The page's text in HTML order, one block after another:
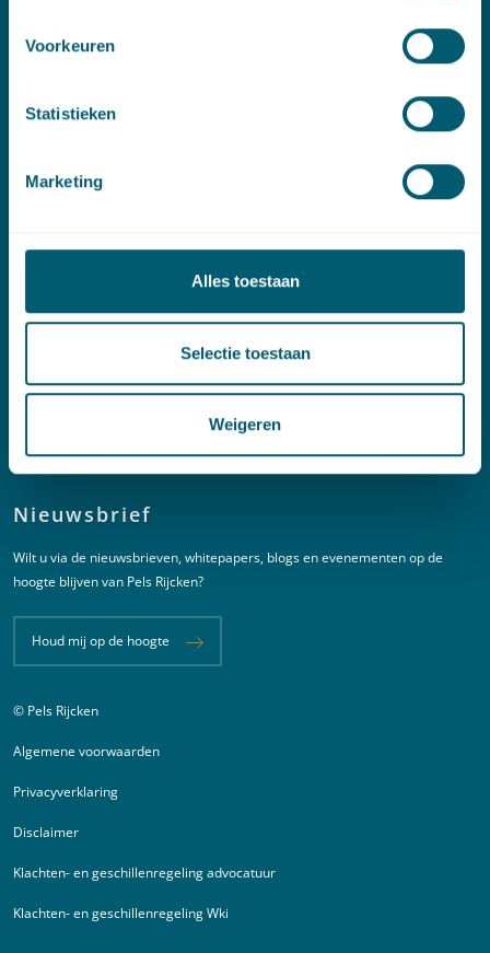
Voorkeuren
Statistieken
Marketing
Alles toestaan
Selectie toestaan
Weigeren
T:+31 6 20 01 08 16
New Babylon
2594 AC Den Haag
Nieuwsbrief
Wilt u via de nieuwsbrieven, whitepapers, blogs en evenementen op de
hoogte blijven van Pels Rijcken?
Houd mij op de hoogte
Juridische informatie
© Pels Rijcken
Algemene voorwaarden
Privacyverklaring
Disclaimer
Klachten- en geschillenregeling advocatuur
Klachten- en geschillenregeling Wki